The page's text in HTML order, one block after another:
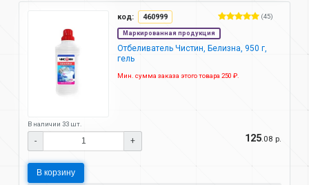
код: 460999 (45)
Маркированная продукция
Отбеливатель Чистин, Белизна, 950 г,
гель
Мин. сумма заказа этого товара 250 ₽.
В наличии 33 шт.
- + 125 .08 р.
В корзину